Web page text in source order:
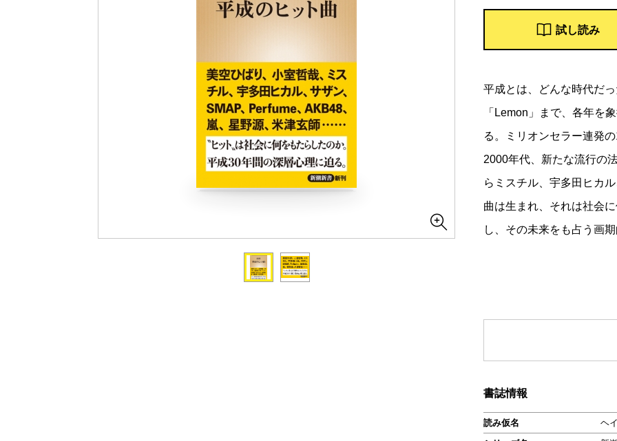
試し読み
平成とは、どんな時代だ
「Lemon」まで、各年を
る。ミリオンセラー連発
2000年代、新たな流行の
らミスチル、宇多田ヒカ
曲は生まれ、それは社会
し、その未来をも占う画
書誌情報
読み仮名
ヘ